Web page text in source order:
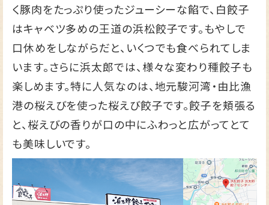
く豚肉をたっぷり使ったジューシーな餡で、白餃子
はキャベツ多めの王道の浜松餃子です。もやしで
口休めをしながらだと、いくつでも食べられてしま
います。さらに浜太郎では、様々な変わり種餃子も
楽しめます。特に人気なのは、地元駿河湾・由比漁
港の桜えびを使った桜えび餃子です。餃子を頬張る
と、桜えびの香りが口の中にふわっと広がってとて
も美味しいです。